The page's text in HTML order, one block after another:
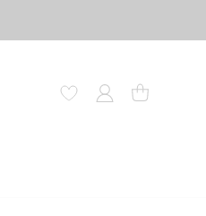
My Account
Carrello